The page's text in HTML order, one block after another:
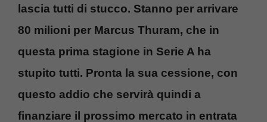
lascia tutti di stucco. Stanno per arrivare
80 milioni per Marcus Thuram, che in
questa prima stagione in Serie A ha
stupito tutti. Pronta la sua cessione, con
questo addio che servirà quindi a
finanziare il prossimo mercato in entrata